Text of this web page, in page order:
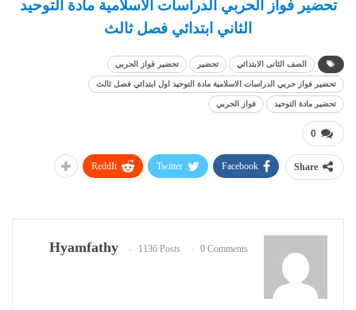
تحضير فواز الحربي الدراسات الاسلامية مادة التوحيد
الثاني ابتدائي فصل ثالث
الصف الثانى الابتدائي تحضير تحضير فواز الحربي
تحضير فواز حربي الدراسات الاسلامية مادة التوحيد اول ابتدائي فصل ثالث
تحضير مادة التوحيد فواز الحربي
0
Share
Facebook
Twitter
ReddIt
Hyamfathy 1136 Posts 0 Comments